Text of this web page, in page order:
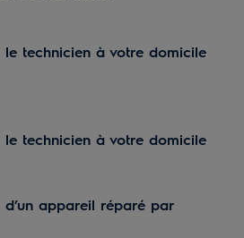
le technicien à votre domicile
le technicien à votre domicile
d’un appareil réparé par